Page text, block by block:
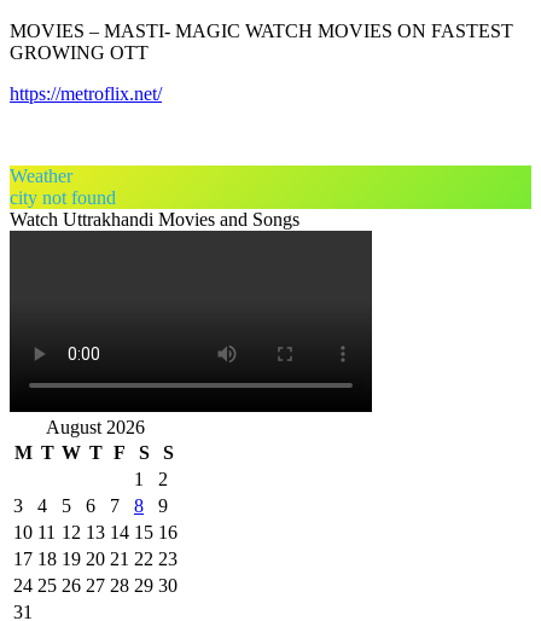
MOVIES – MASTI- MAGIC WATCH MOVIES ON FASTEST
GROWING OTT
https://metroflix.net/
Weather
city not found
Watch Uttrakhandi Movies and Songs
August 2026
M T W T F S
S
1
2
3
4 5 6 7 8
9
10 11 12 13 14 15 16
17 18 19 20 21 22 23
24 25 26 27 28 29 30
31